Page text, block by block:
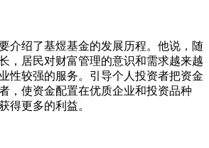
介绍了基煜基金的发展历程。他说，随
，居民对财富管理的意识和需求越来越
性较强的服务。引导个人投资者把资金
，使资金配置在优质企业和投资品种
得更多的利益。